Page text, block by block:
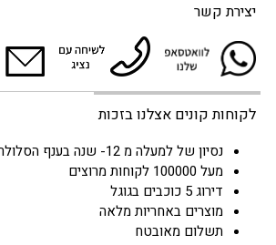
יצירת קשר
לקוחות קונים אצלנו בזכות
נסיון של למעלה מ 12- שנה בענף הסלולר
מעל 100000 לקוחות מרוצים
דירוג 5 כוכבים בגוגל
מוצרים באחריות מלאה
תשלום מאובטח